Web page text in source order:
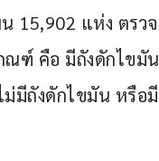
15,902 แห่ง ตรวจ
ณฑ์ คือ มีถังดักไขมัน
มีถังดักไขมัน หรือมี